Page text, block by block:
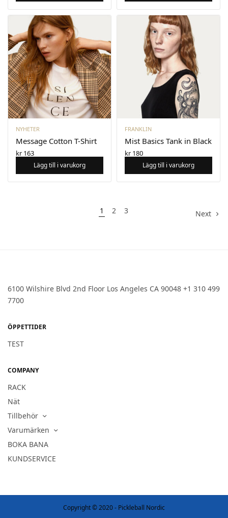
NYHETER
Message Cotton T-Shirt
kr163
Lägg till i varukorg
FRANKLIN
Mist Basics Tank in Black
kr180
Lägg till i varukorg
1 2 3 Next
6100 Wilshire Blvd 2nd Floor Los Angeles CA 90048 +1 310 499
7700
ÖPPETTIDER
TEST
COMPANY
RACK
Nät
Tillbehör
Varumärken
BOKA BANA
KUNDSERVICE
Copyright © 2020 - Pickleball Nordic